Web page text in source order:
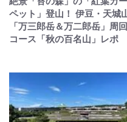
ペット」登山！ 伊豆・天城
「万三郎岳＆万二郎岳」周回
コース「秋の百名山」レポ